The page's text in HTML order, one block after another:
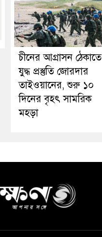
চীনের আগ্রাসন ঠেকাতে
যুদ্ধ প্রস্তুতি জোরদার
তাইওয়ানের, শুরু ১০
দিনের বৃহৎ সামরিক
মহড়া